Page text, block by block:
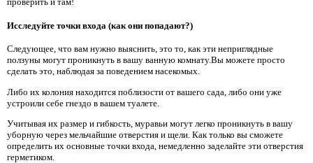
Исследуйте точки входа (как они попадают?)
Следующее, что вам нужно выяснить, это то, как эти неприглядные
ползуны могут проникнуть в вашу ванную комнату.Вы можете просто
сделать это, наблюдая за поведением насекомых.
Либо их колония находится поблизости от вашего сада, либо они уже
устроили себе гнездо в вашем туалете.
Учитывая их размер и гибкость, муравьи могут легко проникнуть в вашу
уборную через мельчайшие отверстия и щели. Как только вы сможете
определить их основные точки входа, немедленно заделайте эти отверстия
герметиком.